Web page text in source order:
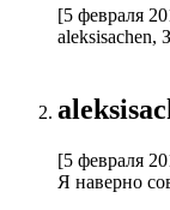
[5 февраля
aleksisachen,
[5 февраля
Я наверно